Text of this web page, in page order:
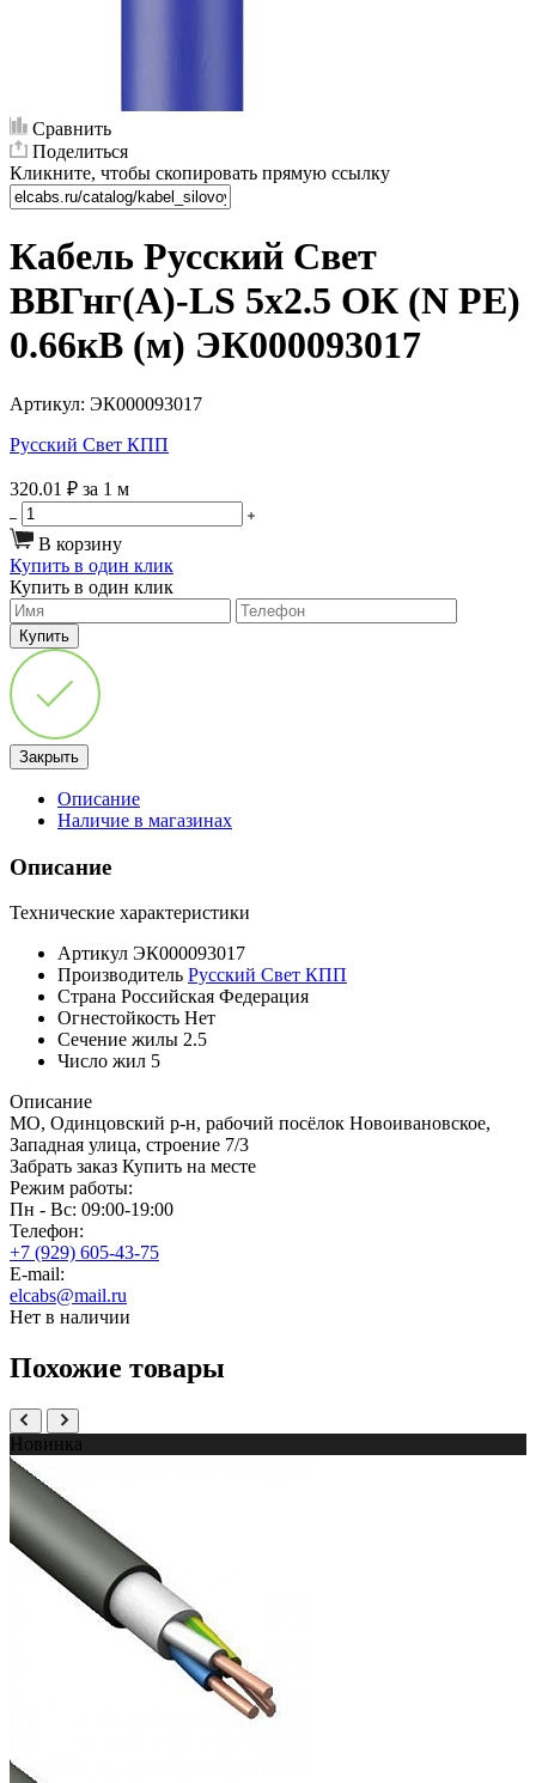
Сравнить
Поделиться
Кликните, чтобы скопировать прямую ссылку
Кабель Русский Свет
ВВГнг(А)-LS 5х2.5 ОК (N PE)
0.66кВ (м) ЭК000093017
Артикул: ЭК000093017
Русский Свет КПП
320.01 ₽ за 1 м
В корзину
Купить в один клик
Купить в один клик
Закрыть
Описание
Наличие в магазинах
Описание
Технические характеристики
Артикул ЭК000093017
Производитель Русский Свет КПП
Страна Российская Федерация
Огнестойкость Нет
Сечение жилы 2.5
Число жил 5
Описание
МО, Одинцовский р-н, рабочий посёлок Новоивановское,
Западная улица, строение 7/3
Забрать заказ Купить на месте
Режим работы:
Пн - Вс: 09:00-19:00
Телефон:
+7 (929) 605-43-75
E-mail:
elcabs@mail.ru
Нет в наличии
Похожие товары
Новинка